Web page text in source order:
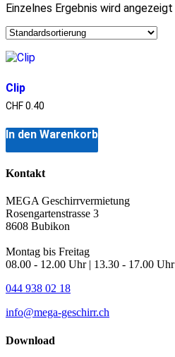
Einzelnes Ergebnis wird angezeigt
Clip
CHF0.40
In den Warenkorb
Kontakt
MEGA Geschirrvermietung
Rosengartenstrasse 3
8608 Bubikon
Montag bis Freitag
08.00 - 12.00 Uhr | 13.30 - 17.00 Uhr
044 938 02 18
info@mega-geschirr.ch
Download